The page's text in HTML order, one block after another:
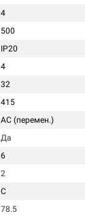
4
500
IP20
4
32
415
AC (перемен.)
Да
6
2
C
78.5